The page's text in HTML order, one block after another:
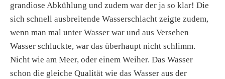
grandiose Abkühlung und zudem war der ja so klar! Die
sich schnell ausbreitende Wasserschlacht zeigte zudem,
wenn man mal unter Wasser war und aus Versehen
Wasser schluckte, war das überhaupt nicht schlimm.
Nicht wie am Meer, oder einem Weiher. Das Wasser
schon die gleiche Qualität wie das Wasser aus der